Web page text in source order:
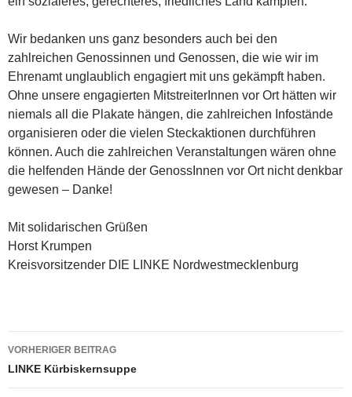
Wir bedanken uns ganz besonders auch bei den
zahlreichen Genossinnen und Genossen, die wie wir im
Ehrenamt unglaublich engagiert mit uns gekämpft haben.
Ohne unsere engagierten MitstreiterInnen vor Ort hätten wir
niemals all die Plakate hängen, die zahlreichen Infostände
organisieren oder die vielen Steckaktionen durchführen
können. Auch die zahlreichen Veranstaltungen wären ohne
die helfenden Hände der GenossInnen vor Ort nicht denkbar
gewesen – Danke!
Mit solidarischen Grüßen
Horst Krumpen
Kreisvorsitzender DIE LINKE Nordwestmecklenburg
Beitragsnavigation
VORHERIGER BEITRAG
LINKE Kürbiskernsuppe